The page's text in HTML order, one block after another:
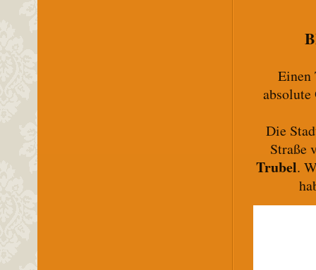
Einen
absolute
Die
Straße
Trubel.